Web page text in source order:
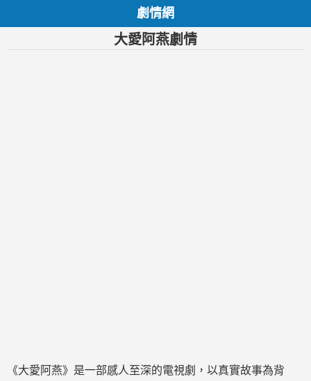
劇情網
大愛阿燕劇情
《大愛阿燕》是一部感人至深的電視劇，以真實故事為背